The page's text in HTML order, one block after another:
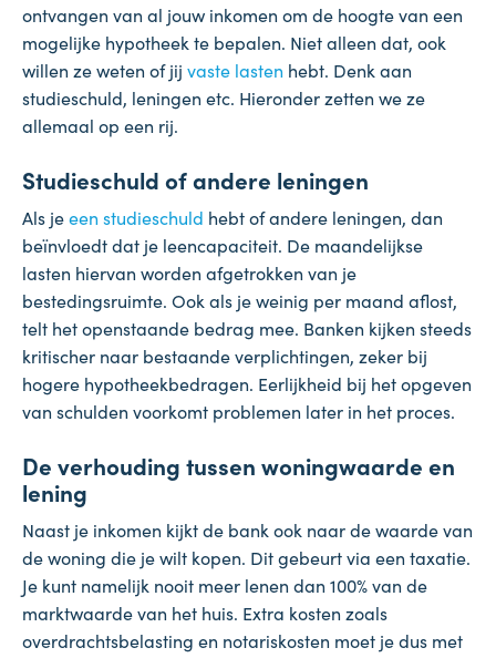
ontvangen van al jouw inkomen om de hoogte van een
mogelijke hypotheek te bepalen. Niet alleen dat, ook
willen ze weten of jij vaste lasten hebt. Denk aan
studieschuld, leningen etc. Hieronder zetten we ze
allemaal op een rij.
Studieschuld of andere leningen
Als jeeen studieschuld hebt of andere leningen, dan
beïnvloedt dat je leencapaciteit. De maandelijkse
lasten hiervan worden afgetrokken van je
bestedingsruimte. Ook als je weinig per maand aflost,
telt het openstaande bedrag mee. Banken kijken steeds
kritischer naar bestaande verplichtingen, zeker bij
hogere hypotheekbedragen. Eerlijkheid bij het opgeven
van schulden voorkomt problemen later in het proces.
De verhouding tussen woningwaarde en
lening
Naast je inkomen kijkt de bank ook naar de waarde van
de woning die je wilt kopen. Dit gebeurt via een taxatie.
Je kunt namelijk nooit meer lenen dan 100% van de
marktwaarde van het huis. Extra kosten zoals
overdrachtsbelasting en notariskosten moet je dus met